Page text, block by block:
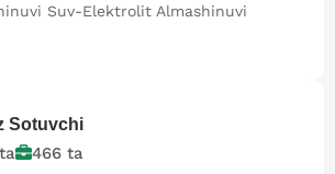
Suv-Elektrolit Almashinuvi
Sotuvchi
ta 466 ta